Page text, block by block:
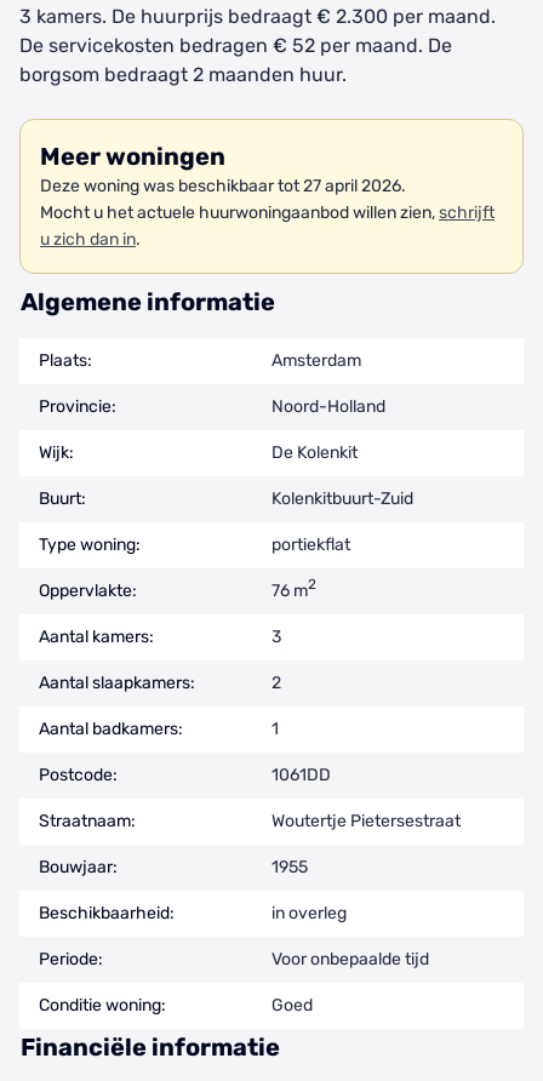
3 kamers. De huurprijs bedraagt € 2.300 per maand.
De servicekosten bedragen € 52 per maand. De
borgsom bedraagt 2 maanden huur.
Meer woningen
Deze woning was beschikbaar tot 27 april 2026.
Mocht u het actuele huurwoningaanbod willen zien,schrijft
u zich dan in.
Algemene informatie
Plaats: Amsterdam
Provincie: Noord-Holland
Wijk: De Kolenkit
Buurt: Kolenkitbuurt-Zuid
Type woning: portiekflat
Oppervlakte: 76 m2
Aantal kamers: 3
Aantal slaapkamers: 2
Aantal badkamers: 1
Postcode: 1061DD
Straatnaam: Woutertje Pietersestraat
Bouwjaar: 1955
Beschikbaarheid: in overleg
Periode: Voor onbepaalde tijd
Conditie woning: Goed
Financiële informatie